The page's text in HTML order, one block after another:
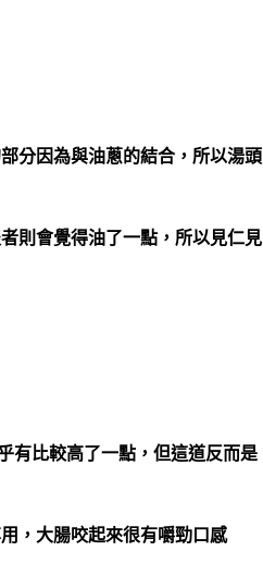
分因為與油蔥的結合，所以湯頭
則會覺得油了一點，所以見仁見
有比較高了一點，但這道反而是
，大腸咬起來很有嚼勁口感